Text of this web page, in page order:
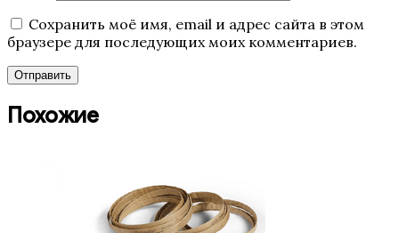
Сохранить моё имя, email и адрес сайта в этом
браузере для последующих моих комментариев.
Похожие